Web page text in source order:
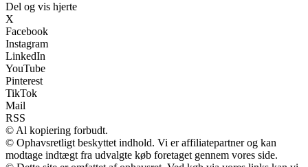
Del og vis hjerte
X
Facebook
Instagram
LinkedIn
YouTube
Pinterest
TikTok
Mail
RSS
© Al kopiering forbudt.
© Ophavsretligt beskyttet indhold. Vi er affiliatepartner og kan
modtage indtægt fra udvalgte køb foretaget gennem vores side.